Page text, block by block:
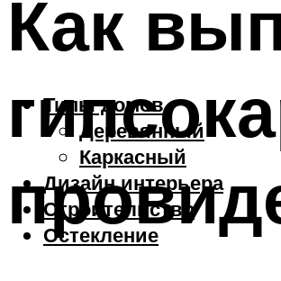
Типы домов
Деревянный
Каркасный
Дизайн интерьера
Строительство
Остекление
Как